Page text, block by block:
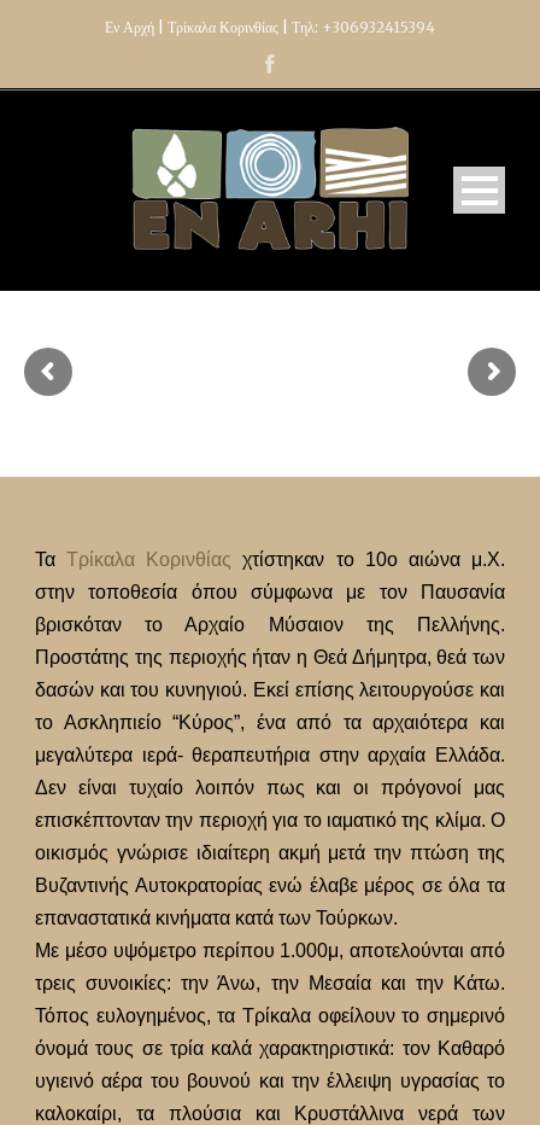
Εν Αρχή | Τρίκαλα Κορινθίας | Τηλ: +306932415394
ΤαΤρίκαλα Κορινθίας χτίστηκαν το 10ο αιώνα μ.Χ.
στην τοποθεσία όπου σύμφωνα με τον Παυσανία
βρισκόταν το Αρχαίο Μύσαιον της Πελλήνης.
Προστάτης της περιοχής ήταν η Θεά Δήμητρα, θεά των
δασών και του κυνηγιού. Εκεί επίσης λειτουργούσε και
το Ασκληπιείο “Κύρος”, ένα από τα αρχαιότερα και
μεγαλύτερα ιερά- θεραπευτήρια στην αρχαία Ελλάδα.
Δεν είναι τυχαίο λοιπόν πως και οι πρόγονοί μας
επισκέπτονταν την περιοχή για το ιαματικό της κλίμα. Ο
οικισμός γνώρισε ιδιαίτερη ακμή μετά την πτώση της
Βυζαντινής Αυτοκρατορίας ενώ έλαβε μέρος σε όλα τα
επαναστατικά κινήματα κατά των Τούρκων.
Με μέσο υψόμετρο περίπου 1.000μ, αποτελούνται από
τρεις συνοικίες: την Άνω, την Μεσαία και την Κάτω.
Τόπος ευλογημένος, τα Τρίκαλα οφείλουν το σημερινό
όνομά τους σε τρία καλά χαρακτηριστικά: τον Καθαρό
υγιεινό αέρα του βουνού και την έλλειψη υγρασίας το
καλοκαίρι, τα πλούσια και Κρυστάλλινα νερά των